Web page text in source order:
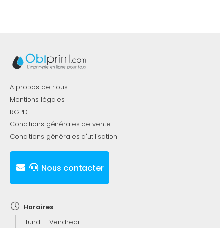
A propos de nous
Mentions légales
RGPD
Conditions générales de vente
Conditions générales d'utilisation
Nous contacter
Horaires
Lundi - Vendredi